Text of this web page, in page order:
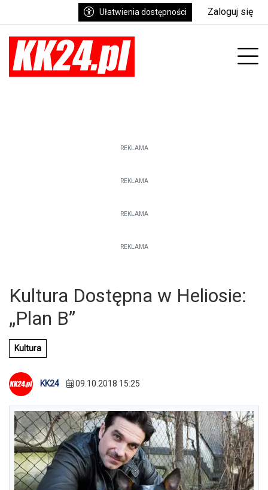
Ułatwienia dostępności Zaloguj się
REKLAMA
REKLAMA
REKLAMA
REKLAMA
Kultura Dostępna w Heliosie:
„Plan B”
Kultura
KK24 09.10.2018 15:25